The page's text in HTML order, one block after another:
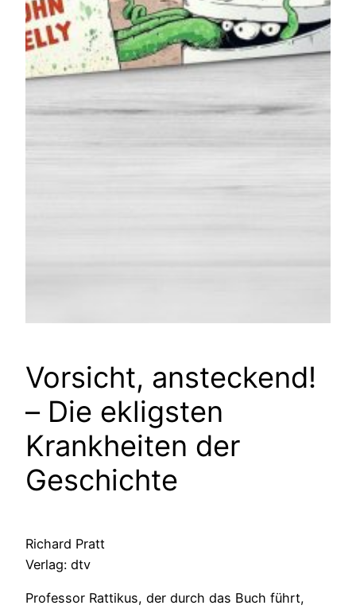
Vorsicht, ansteckend!
– Die ekligsten
Krankheiten der
Geschichte
Richard Pratt
Verlag: dtv
Professor Rattikus, der durch das Buch führt,